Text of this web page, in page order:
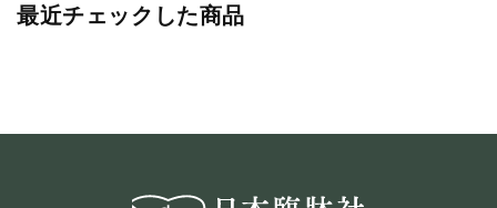
最近チェックした商品